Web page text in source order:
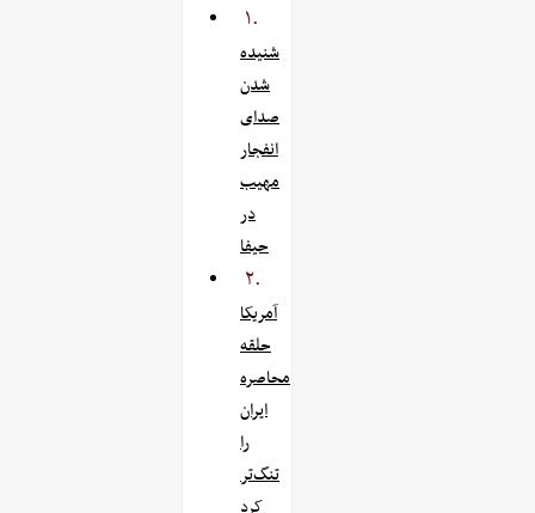
۱.
شنیده
شدن
صدای
انفجار
مهیب
در
حیفا
۲.
آمریکا
حلقه
محاصره
ایران
را
تنگ‌تر